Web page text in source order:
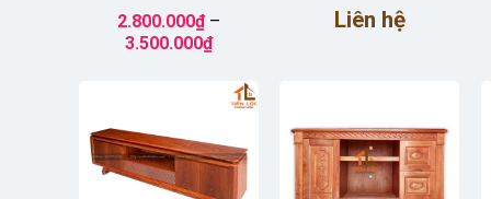
2.800.000₫ –
3.500.000₫Khoảng
giá:
2.800.000₫
đến
Liên hệ